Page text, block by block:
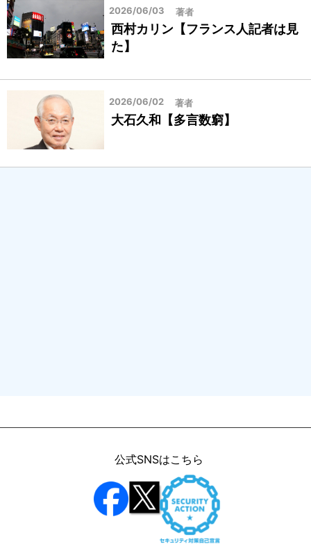
2026/06/03 著者
西村カリン【フランス人記者は見
た】
2026/06/02 著者
大石久和【多言数窮】
公式SNSはこちら